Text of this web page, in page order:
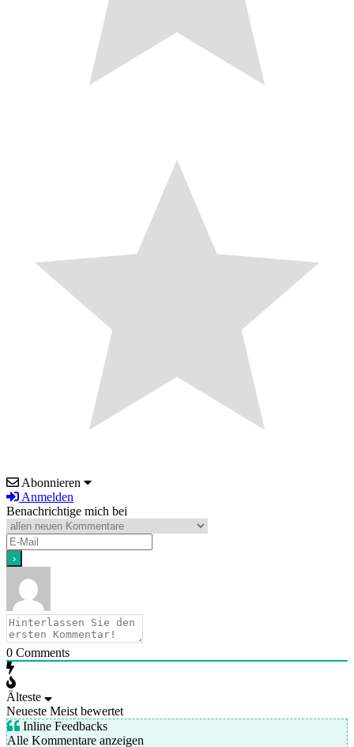
Abonnieren
Anmelden
Benachrichtige mich bei
0 Comments
Älteste
Neueste Meist bewertet
Inline Feedbacks
Alle Kommentare anzeigen